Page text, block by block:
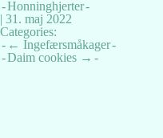
Honninghjerter
| 31. maj 2022
Categories:
Indlægsnavigation
← Ingefærsmåkager
Daim cookies →